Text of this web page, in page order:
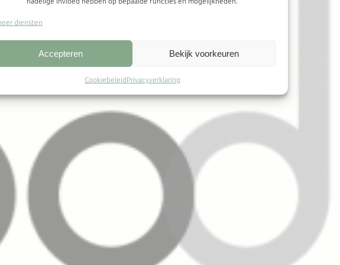
diensten
Accepteren Bekijk voorkeuren
CookiebeleidPrivacyverklaring